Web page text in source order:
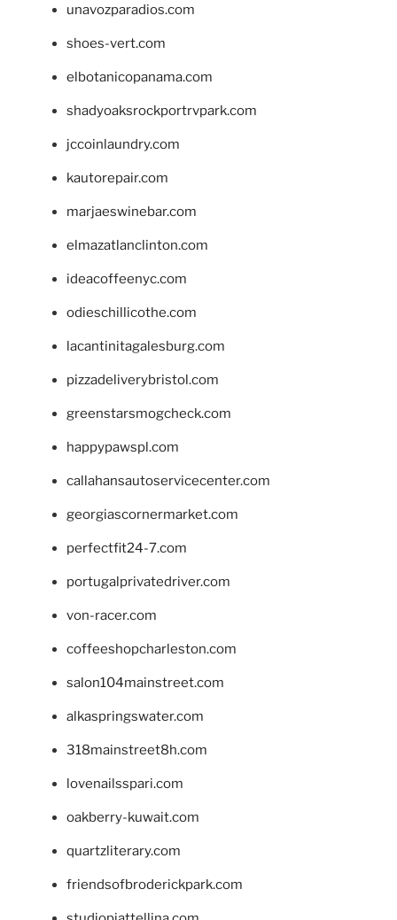
unavozparadios.com
shoes-vert.com
elbotanicopanama.com
shadyoaksrockportrvpark.com
jccoinlaundry.com
kautorepair.com
marjaeswinebar.com
elmazatlanclinton.com
ideacoffeenyc.com
odieschillicothe.com
lacantinitagalesburg.com
pizzadeliverybristol.com
greenstarsmogcheck.com
happypawspl.com
callahansautoservicecenter.com
georgiascornermarket.com
perfectfit24-7.com
portugalprivatedriver.com
von-racer.com
coffeeshopcharleston.com
salon104mainstreet.com
alkaspringswater.com
318mainstreet8h.com
lovenailsspari.com
oakberry-kuwait.com
quartzliterary.com
friendsofbroderickpark.com